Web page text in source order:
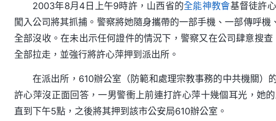
2003年8月4日上午9時許，山西省的全能神教會基督徒許
闖入公司將其抓捕。警察將她隨身攜帶的一部手機、一部傳呼
全部沒收。在未出示任何證件的情況下，警察又在公司肆意搜
全部拉走，並強行將許心萍押到派出所。
在派出所，610辦公室（防範和處理宗教事務的中共機關）
許心萍沒正面回答，一男警衝上前連打許心萍十幾個耳光，她
直到下午5點，之後將其押到該市公安局610辦公室。